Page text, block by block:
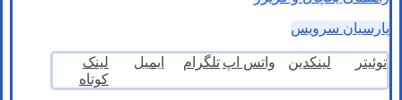
پارسیان سرویس
توئیتر لینکدین واتس اپ تلگرام ایمیل
لینک
کوتاه